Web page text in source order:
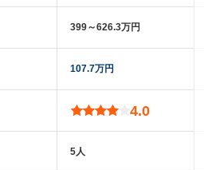
399～626.3万円
107.7万円
4.0
5人